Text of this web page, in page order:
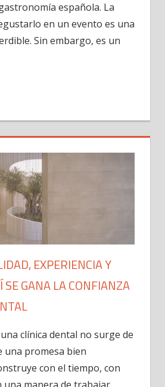
española. La
en un evento es una
Sin embargo, es un
EXPERIENCIA Y
SE GANA LA CONFIANZA
clínica dental no surge de
una promesa bien
con el tiempo, con